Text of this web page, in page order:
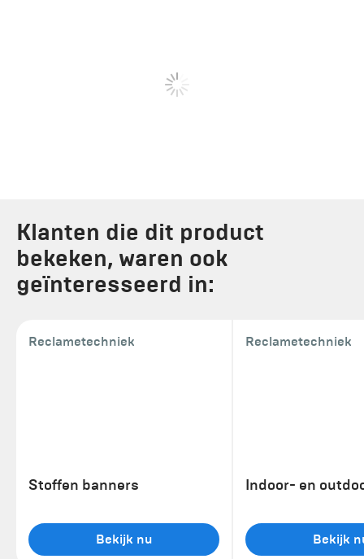
Klanten die dit product
bekeken, waren ook
geïnteresseerd in:
Reclametechniek
Stoffen banners
Bekijk nu
Reclametechniek
Indoor- en
Bekijk